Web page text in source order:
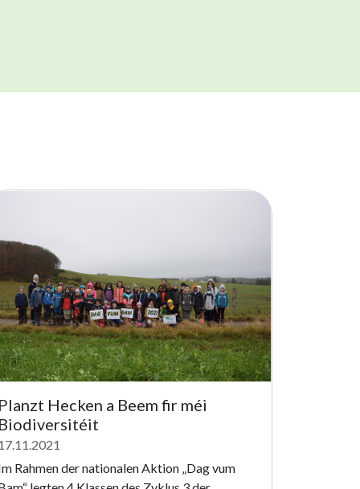
Planzt Hecken a Beem fir méi
Biodiversitéit
Rahmen der nationalen Aktion „Dag vum